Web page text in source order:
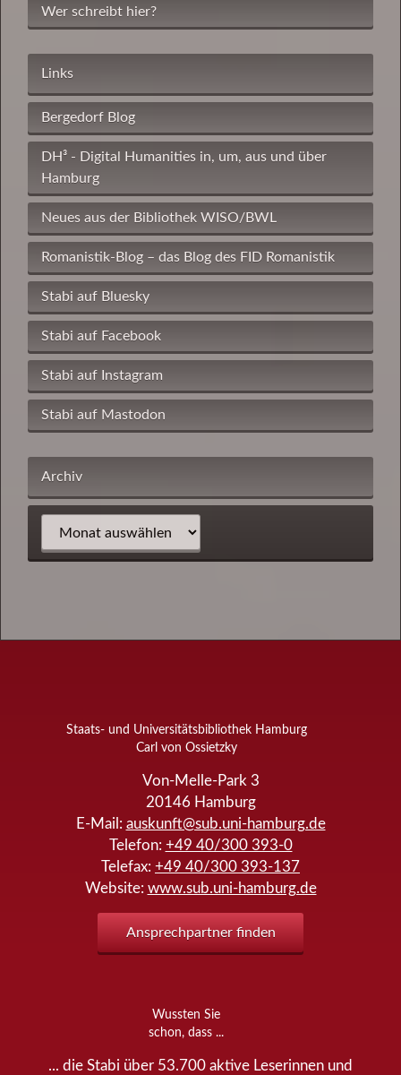
Wer schreibt hier?
Links
Bergedorf Blog
DH³ - Digital Humanities in, um, aus und über
Hamburg
Neues aus der Bibliothek WISO/BWL
Romanistik-Blog – das Blog des FID Romanistik
Stabi auf Bluesky
Stabi auf Facebook
Stabi auf Instagram
Stabi auf Mastodon
Archiv
Staats- und Universitätsbibliothek Hamburg
Carl von Ossietzky
Von-Melle-Park 3
20146 Hamburg
E-Mail: auskunft@sub.uni-hamburg.de
Telefon: +49 40/300 393-0
Telefax: +49 40/300 393-137
Website: www.sub.uni-hamburg.de
Ansprechpartner finden
Wussten Sie
schon, dass ...
... die Stabi über 53.700 aktive Leserinnen und